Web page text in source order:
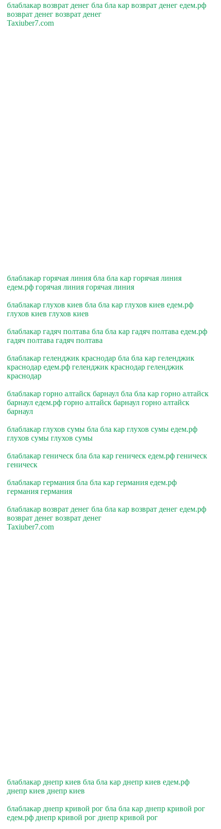
блаблакар возврат денег бла бла кар возврат денег едем.рф
возврат денег возврат денег
Taxiuber7.com
блаблакар горячая линия бла бла кар горячая линия
едем.рф горячая линия горячая линия
блаблакар глухов киев бла бла кар глухов киев едем.рф
глухов киев глухов киев
блаблакар гадяч полтава бла бла кар гадяч полтава едем.рф
гадяч полтава гадяч полтава
блаблакар геленджик краснодар бла бла кар геленджик
краснодар едем.рф геленджик краснодар геленджик
краснодар
блаблакар горно алтайск барнаул бла бла кар горно алтайск
барнаул едем.рф горно алтайск барнаул горно алтайск
барнаул
блаблакар глухов сумы бла бла кар глухов сумы едем.рф
глухов сумы глухов сумы
блаблакар геническ бла бла кар геническ едем.рф геническ
геническ
блаблакар германия бла бла кар германия едем.рф
германия германия
блаблакар возврат денег бла бла кар возврат денег едем.рф
возврат денег возврат денег
Taxiuber7.com
блаблакар днепр киев бла бла кар днепр киев едем.рф
днепр киев днепр киев
блаблакар днепр кривой рог бла бла кар днепр кривой рог
едем.рф днепр кривой рог днепр кривой рог